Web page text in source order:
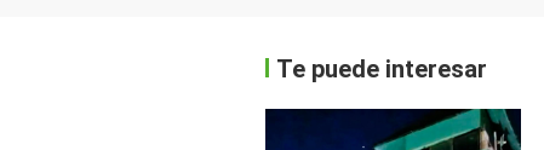
Te puede interesar